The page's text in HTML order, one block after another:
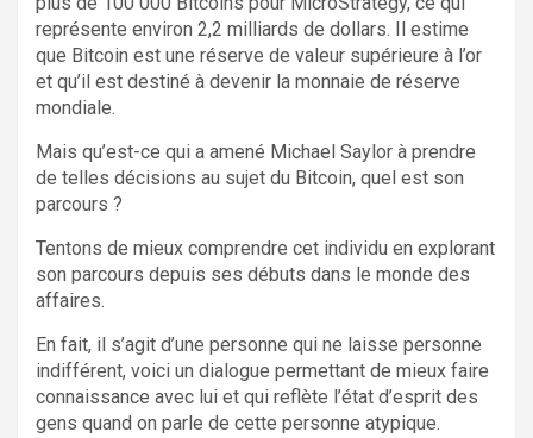
représente environ 2,2 milliards de dollars. Il estime
que Bitcoin est une réserve de valeur supérieure à l’or
et qu’il est destiné à devenir la monnaie de réserve
mondiale.
Mais qu’est-ce qui a amené Michael Saylor à prendre
de telles décisions au sujet du Bitcoin, quel est son
parcours ?
Tentons de mieux comprendre cet individu en explorant
son parcours depuis ses débuts dans le monde des
affaires.
En fait, il s’agit d’une personne qui ne laisse personne
indifférent, voici un dialogue permettant de mieux faire
connaissance avec lui et qui reflète l’état d’esprit des
gens quand on parle de cette personne atypique.